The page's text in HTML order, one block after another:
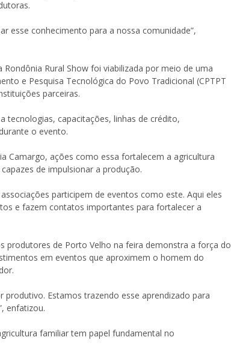
esse conhecimento para a nossa comunidade”,
Rural Show foi viabilizada por meio de uma
e Pesquisa Tecnológica do Povo Tradicional (CPTPT
parceiras.
tecnologias, capacitações, linhas de crédito,
o evento.
Camargo, ações como essa fortalecem a agricultura
de impulsionar a produção.
participem de eventos como este. Aqui eles
e fazem contatos importantes para fortalecer a
produtores de Porto Velho na feira demonstra a força do
em eventos que aproximem o homem do
Estamos trazendo esse aprendizado para
enfatizou.
familiar tem papel fundamental no